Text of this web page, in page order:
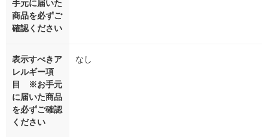
手元に届いた
商品を必ずご
確認ください
表示すべきア
レルギー項
目 ※お手元
に届いた商品
を必ずご確認
ください
なし